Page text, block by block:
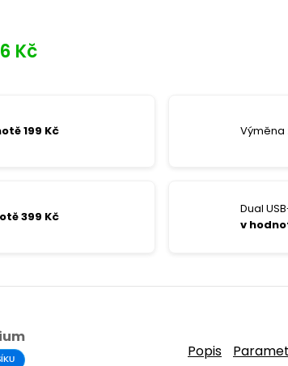
Kč
199 Kč Výměna
399 Kč
Dual
v
Popis